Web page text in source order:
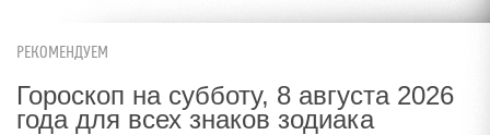
РЕКОМЕНДУЕМ
Гороскоп на субботу, 8 августа 2026
года для всех знаков зодиака